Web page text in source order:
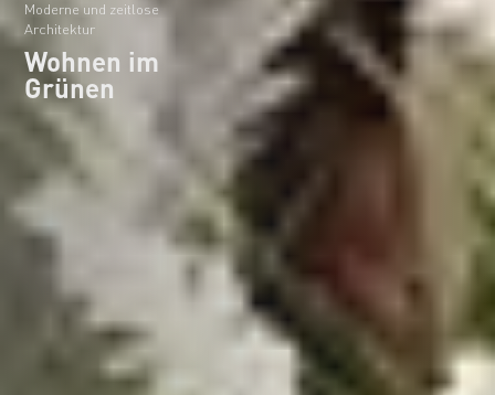
Moderne und zeitlose
Architektur
Wohnen im
Grünen